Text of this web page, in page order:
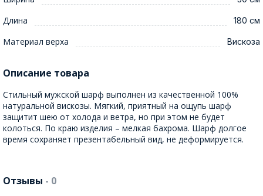
Длина 180 см
Материал верха Вискоза
Описание товара
Стильный мужской шарф выполнен из качественной 100%
натуральной вискозы. Мягкий, приятный на ощупь шарф
защитит шею от холода и ветра, но при этом не будет
колоться. По краю изделия – мелкая бахрома. Шарф долгое
время сохраняет презентабельный вид, не деформируется.
Отзывы - 0